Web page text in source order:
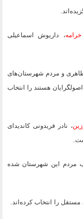
، داریوش اسماعیلی
و مردم شهرستان‌های
هستند را انتخاب
، نادر فریدونی کاندیدای
مردم این شهرستان شده
مستقل را انتخاب کرده‌اند.